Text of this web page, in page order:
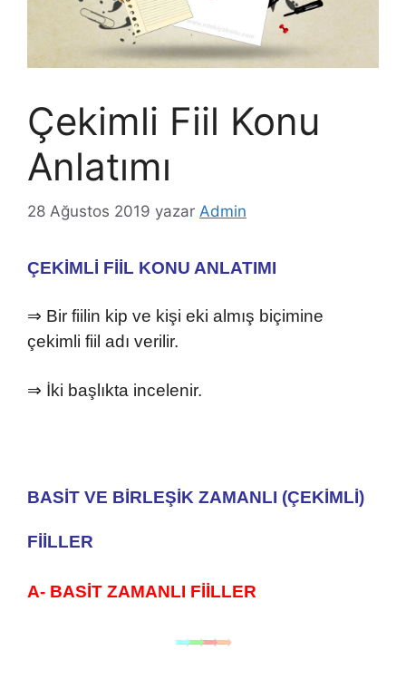
Çekimli Fiil Konu
Anlatımı
28 Ağustos 2019 yazar Admin
ÇEKİMLİ FİİL KONU ANLATIMI
⇒ Bir fiilin kip ve kişi eki almış biçimine
çekimli fiil adı verilir.
⇒ İki başlıkta incelenir.
BASİT VE BİRLEŞİK ZAMANLI (ÇEKİMLİ)
FİİLLER
A- BASİT ZAMANLI FİİLLER